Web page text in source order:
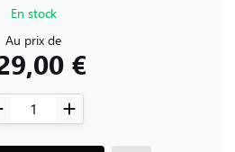
En stock
Au prix de
€